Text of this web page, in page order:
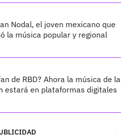
Nodal, el joven mexicano que
la música popular y regional
de RBD? Ahora la música de la
estará en plataformas digitales